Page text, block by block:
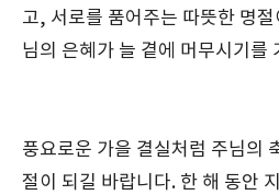
고, 서로를 품어주는 따뜻한 명
님의 은혜가 늘 곁에 머무시기를
풍요로운 가을 결실처럼 주님의
절이 되길 바랍니다. 한 해 동안